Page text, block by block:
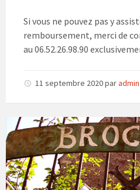
Si vous ne pouvez pas y
remboursement, merci de
au 06.52.26.98.90
11 septembre 2020paradmin